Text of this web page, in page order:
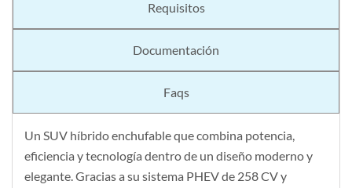
Requisitos
Documentación
Faqs
Un SUV híbrido enchufable que combina potencia,
eficiencia y tecnología dentro de un diseño moderno y
elegante. Gracias a su sistema PHEV de 258 CV y